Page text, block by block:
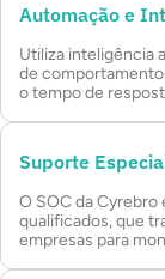
Automação e
Utiliza inteligência
de
o tempo de
Suporte
O SOC da Cyrebro
qualificados, que
empresas para